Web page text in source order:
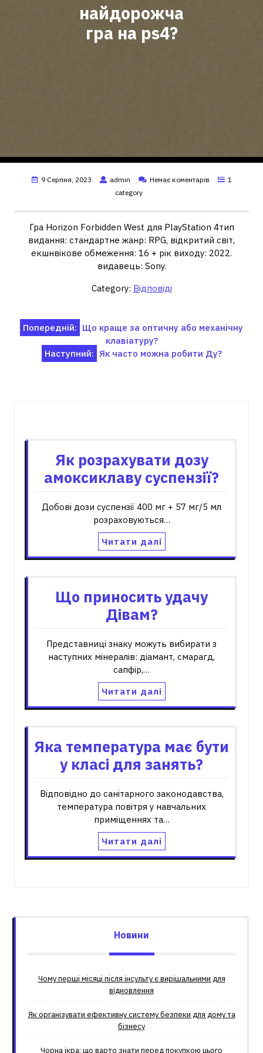
найдорожча
гра на ps4?
9 Серпня, 2023 admin Немає коментарів
1
category
Гра Horizon Forbidden West для PlayStation 4тип
видання: стандартне жанр: RPG, відкритий світ,
екшнвікове обмеження: 16 + рік виходу: 2022.
видавець: Sony.
Category: Відповіді
Навігація
записів
Попередній: Що краще за оптичну або механічну
клавіатуру?
Наступний: Як часто можна робити Ду?
Як розрахувати дозу
амоксиклаву суспензії?
Добові дози суспензії 400 мг + 57 мг/5 мл
розраховуються…
Читати далі
Що приносить удачу
Дівам?
Представниці знаку можуть вибирати з
наступних мінералів: діамант, смарагд,
сапфір,…
Читати далі
Яка температура має бути
у класі для занять?
Відповідно до санітарного законодавства,
температура повітря у навчальних
приміщеннях та…
Читати далі
Новини
Чому перші місяці після інсульту є вирішальними для
відновлення
Як організувати ефективну систему безпеки для дому та
бізнесу
Чорна ікра: що варто знати перед покупкою цього